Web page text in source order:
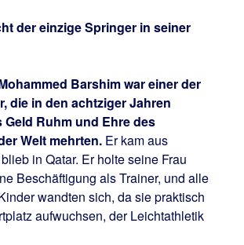
der einzige Springer in seiner
Barshim war einer der
die in den achtziger Jahren
Geld Ruhm und Ehre des
Welt mehrten.Er kam aus
in Qatar. Er holte seine Frau
Beschäftigung als Trainer, und alle
wandten sich, da sie praktisch
aufwuchsen, der Leichtathletik